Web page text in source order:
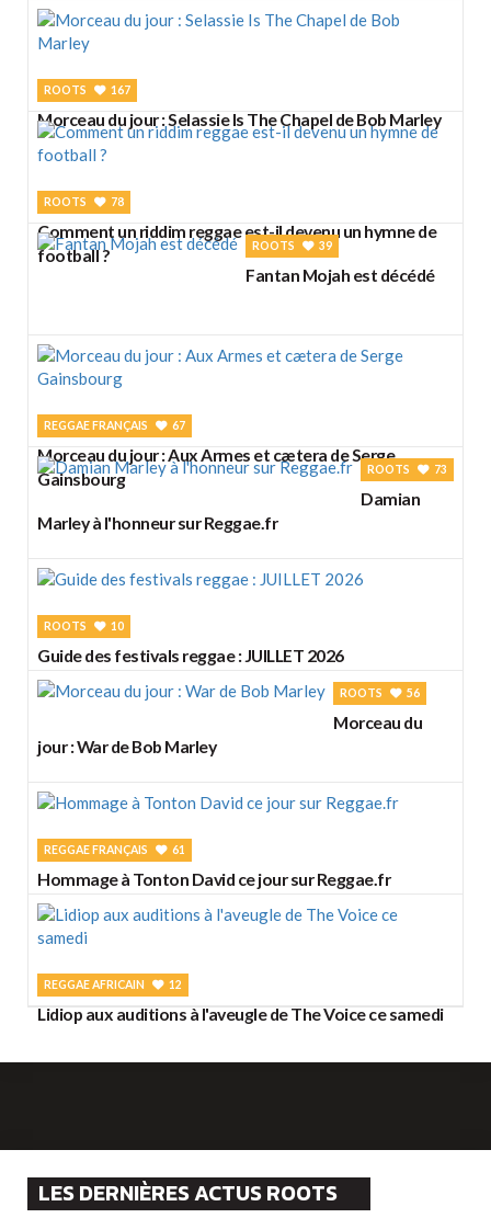
ROOTS 167
Morceau du jour : Selassie Is The Chapel de Bob Marley
ROOTS 78
Comment un riddim reggae est-il devenu un hymne de
football ?
ROOTS 39
Fantan Mojah est décédé
REGGAE FRANÇAIS 67
Morceau du jour : Aux Armes et cætera de Serge
Gainsbourg
ROOTS 73
Damian
Marley à l'honneur sur Reggae.fr
ROOTS 10
Guide des festivals reggae : JUILLET 2026
ROOTS 56
Morceau du
jour : War de Bob Marley
REGGAE FRANÇAIS 61
Hommage à Tonton David ce jour sur Reggae.fr
REGGAE AFRICAIN 12
Lidiop aux auditions à l'aveugle de The Voice ce samedi
LES DERNIÈRES ACTUS ROOTS